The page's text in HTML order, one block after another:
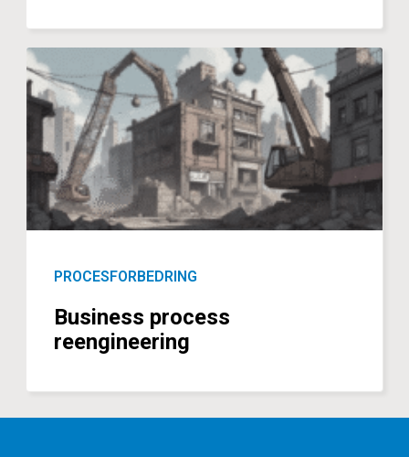
PROCESFORBEDRING
Business process
reengineering